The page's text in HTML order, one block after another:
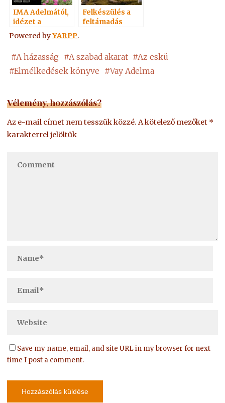
IMA Adelmától,
idézet a
Névtelen
Szellemtől 26.
Felkészülés a
feltámadás
Powered byYARPP.
#A házasság #A szabad akarat #Az eskü
#Elmélkedések könyve #Vay Adelma
Vélemény, hozzászólás?
Az e-mail címet nem tesszük közzé. A kötelező mezőket *
karakterrel jelöltük
Save my name, email, and site URL in my browser for next
time I post a comment.